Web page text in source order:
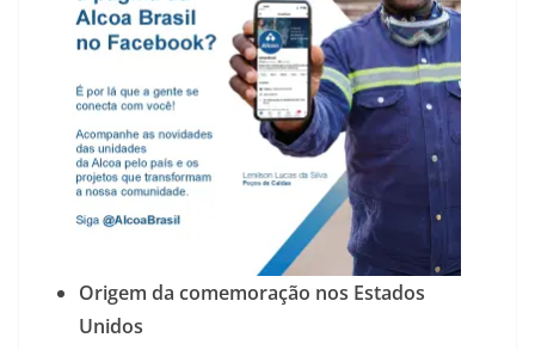
Origem da comemoração nos Estados
Unidos